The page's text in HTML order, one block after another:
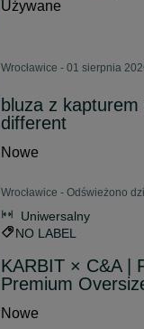
Używane
Wrocławice - 01 sierpnia
bluza z
different
Nowe
Wrocławice - Odświeżono
Uniwersalny
NO LABEL
KARBIT × C&A |
Premium
Nowe